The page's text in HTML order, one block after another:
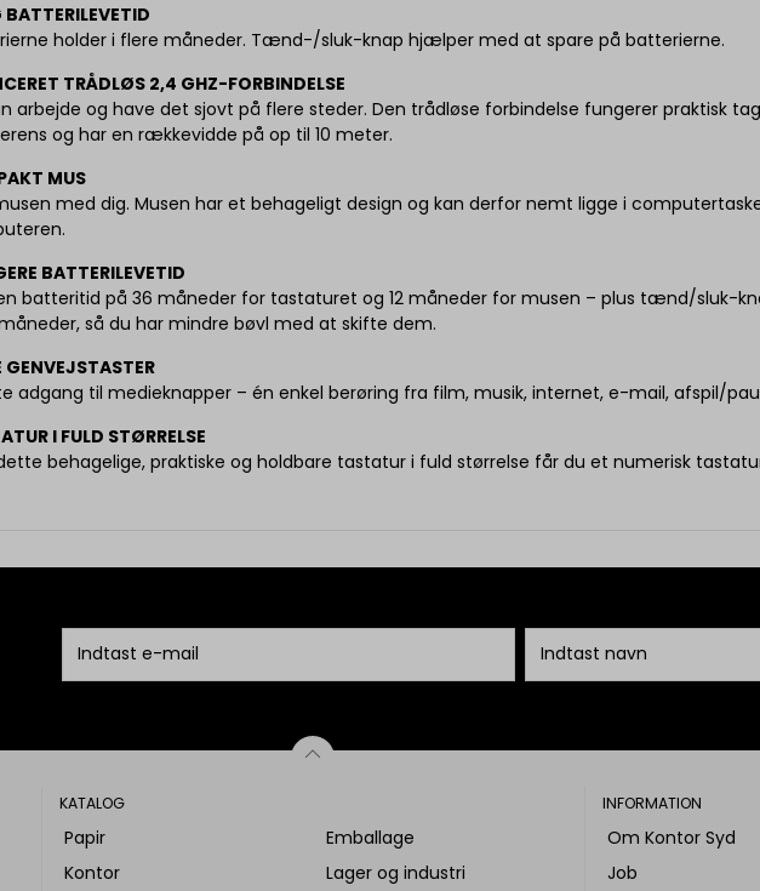
BATTERILEVETID
holder i flere måneder. Tænd-/sluk-knap hjælper med at spare på batterierne.
TRÅDLØS 2,4 GHZ-FORBINDELSE
arbejde og have det sjovt på flere steder. Den trådløse forbindelse fungerer praktisk
og har en rækkevidde på op til 10 meter.
MUS
med dig. Musen har et behageligt design og kan derfor nemt ligge i
BATTERILEVETID
batteritid på 36 måneder for tastaturet og 12 måneder for musen – plus tænd/sluk-
så du har mindre bøvl med at skifte dem.
GENVEJSTASTER
adgang til medieknapper – én enkel berøring fra film, musik, internet, e-mail, afspil/
I FULD STØRRELSE
behagelige, praktiske og holdbare tastatur i fuld størrelse får du et numerisk
KATALOG
Papir
Kontor
Emballage
Lager og industri
INFORMATION
Om Kontor Syd
Job